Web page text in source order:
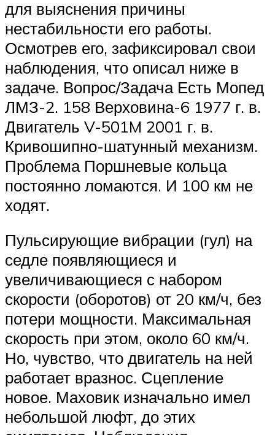
для выяснения причины
нестабильности его работы.
Осмотрев его, зафиксировал свои
наблюдения, что описал ниже в
задаче. Вопрос/Задача Есть Мопед
ЛМЗ-2. 158 Верховина-6 1977 г. в.
Двигатель V-501M 2001 г. в.
Кривошипно-шатунный механизм.
Проблема Поршневые кольца
постоянно ломаются. И 100 км не
ходят.
Пульсирующие вибрации (гул) на
седле появляющиеся и
увеличивающиеся с набором
скорости (оборотов) от 20 км/ч, без
потери мощности. Максимальная
скорость при этом, около 60 км/ч.
Но, чувство, что двигатель на ней
работает вразнос. Сцепление
новое. Маховик изначально имел
небольшой люфт, до этих